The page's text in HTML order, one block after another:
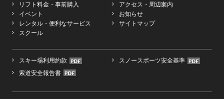
リフト料金・事前購入
イベント
レンタル・便利なサービス
スクール
アクセス・周辺案内
お知らせ
サイトマップ
スキー場利用約款
スノースポーツ安全基準
索道安全報告書